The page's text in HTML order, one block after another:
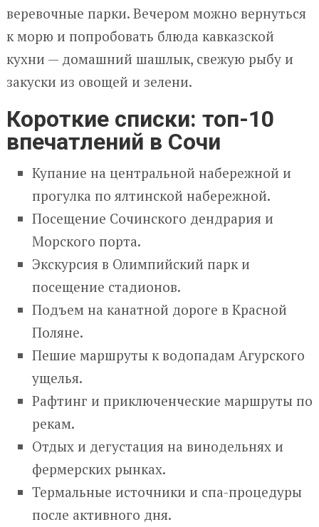
веревочные парки. Вечером можно вернуться
к морю и попробовать блюда кавказской
кухни — домашний шашлык, свежую рыбу и
закуски из овощей и зелени.
Короткие списки: топ-10
впечатлений в Сочи
Купание на центральной набережной и
прогулка по ялтинской набережной.
Посещение Сочинского дендрария и
Морского порта.
Экскурсия в Олимпийский парк и
посещение стадионов.
Подъем на канатной дороге в Красной
Поляне.
Пешие маршруты к водопадам Агурского
ущелья.
Рафтинг и приключенческие маршруты по
рекам.
Отдых и дегустация на винодельнях и
фермерских рынках.
Термальные источники и спа-процедуры
после активного дня.